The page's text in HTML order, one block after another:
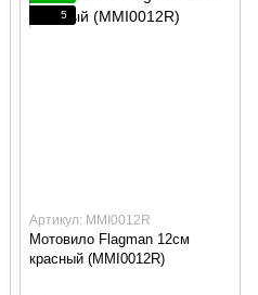
5
Артикул: MMI0012R
Мотовило Flagman 12см
красный (MMI0012R)